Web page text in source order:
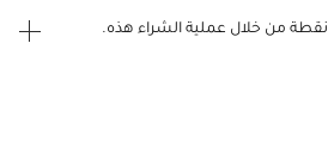
نقطة من خلال عملية الشراء هذه.